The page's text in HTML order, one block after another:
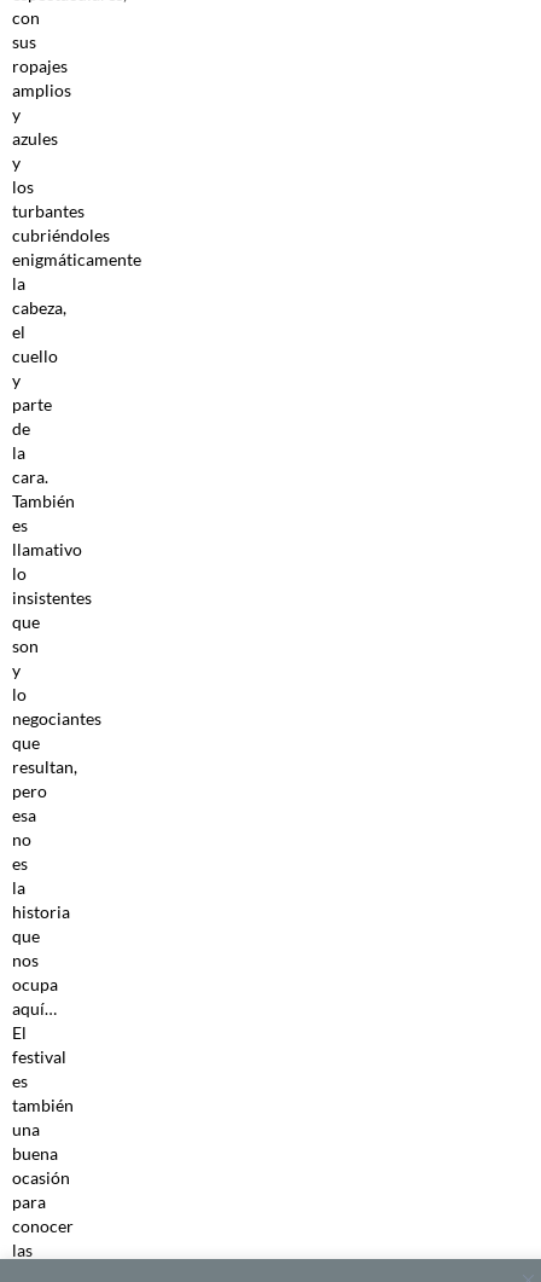
con
sus
ropajes
amplios
y
azules
y
los
turbantes
cubriéndoles
enigmáticamente
la
cabeza,
el
cuello
y
parte
de
la
cara.
También
es
llamativo
lo
insistentes
que
son
y
lo
negociantes
que
resultan,
pero
esa
no
es
la
historia
que
nos
ocupa
aquí…
El
festival
es
también
una
buena
ocasión
para
conocer
las